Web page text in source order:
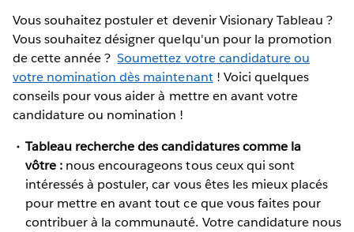
Vous souhaitez postuler et devenir Visionary Tableau ?
Vous souhaitez désigner quelqu'un pour la promotion
de cette année ?Soumettez votre candidature ou
votre nomination dès maintenant! Voici quelques
conseils pour vous aider à mettre en avant votre
candidature ou nomination !
Tableau recherche des candidatures comme la
vôtre : nous encourageons tous ceux qui sont
intéressés à postuler, car vous êtes les mieux placés
pour mettre en avant tout ce que vous faites pour
contribuer à la communauté. Votre candidature nous